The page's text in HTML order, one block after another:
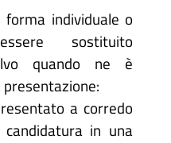
individuale o
sostituito
quando ne è
a corredo
candidatura in una